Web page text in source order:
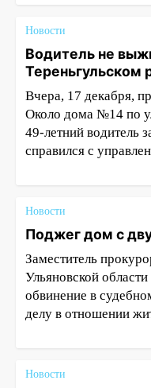
Новости
Водитель не
Тереньгульском
Вчера, 17 декабря,
Около дома №14 по
49-летний водитель
справился с
Новости
Поджег дом с
Заместитель
Ульяновской
обвинение в
делу в отношении
Новости